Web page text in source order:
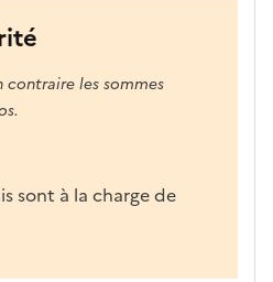
les sommes
sont à la charge de